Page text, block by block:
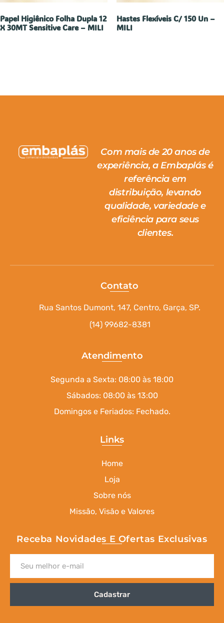
Papel Higiênico Folha Dupla 12
X 30MT Sensitive Care – MILI
Hastes Flexíveis C/ 150 Un –
MILI
Com mais de 20 anos de
experiência, a Embaplás é
referência em
distribuição, levando
qualidade, variedade e
eficiência para seus
clientes.
Contato
Rua Santos Dumont, 147, Centro, Garça, SP.
(14) 99682-8381
Atendimento
Segunda a Sexta: 08:00 às 18:00
Sábados: 08:00 às 13:00
Domingos e Feriados: Fechado.
Links
Home
Loja
Sobre nós
Missão, Visão e Valores
Receba Novidades E Ofertas Exclusivas
Cadastrar